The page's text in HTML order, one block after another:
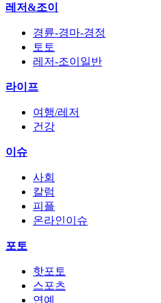
레저&조이
경륜-경마-경정
토토
레저-조이일반
라이프
여행/레저
건강
이슈
사회
칼럼
피플
온라인이슈
포토
핫포토
스포츠
연예